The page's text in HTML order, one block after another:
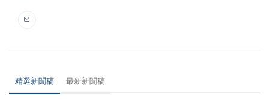
精選新聞稿 最新新聞稿